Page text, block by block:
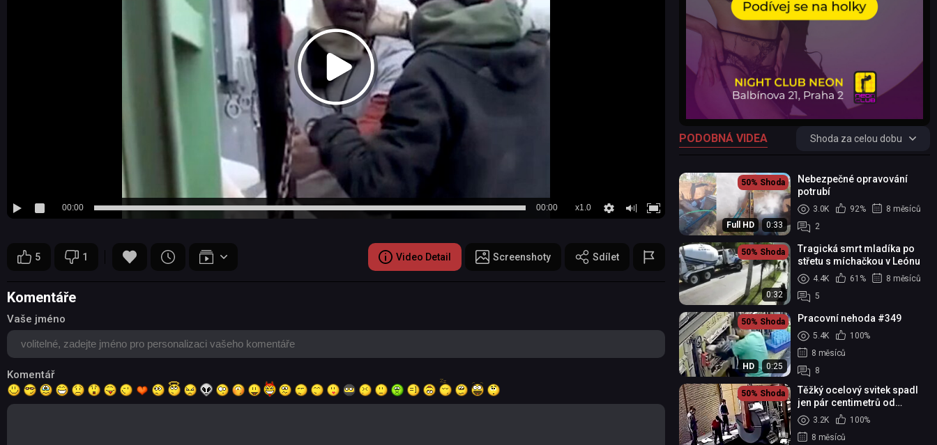
00:00 x1.0
00:00
5 1 Video Detail Screenshoty Sdílet
Komentáře
Vaše jméno
Komentář
PODOBNÁ VIDEA Shoda za celou dobu
50% Shoda
Full HD 0:33
Nebezpečné opravování
potrubí
3.0K 92%
8 měsíců
2
50% Shoda
0:32
Tragická smrt mladíka po
střetu s míchačkou v Leónu
4.4K 61%
8 měsíců
5
50% Shoda
HD 0:25
Pracovní nehoda #349
5.4K
100%
8 měsíců
8
50% Shoda
Těžký ocelový svitek spadl
jen pár centimetrů od
dělníka
3.2K
100%
8 měsíců